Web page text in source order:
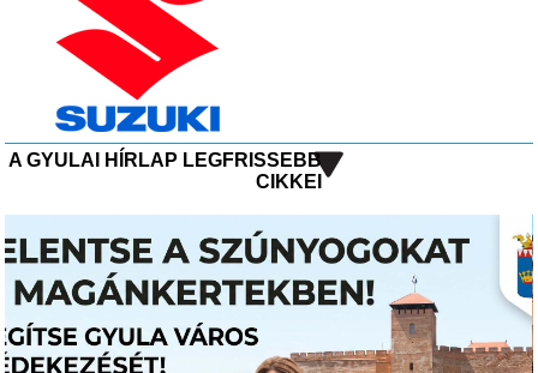
A GYULAI HÍRLAP LEGFRISSEBB
CIKKEI